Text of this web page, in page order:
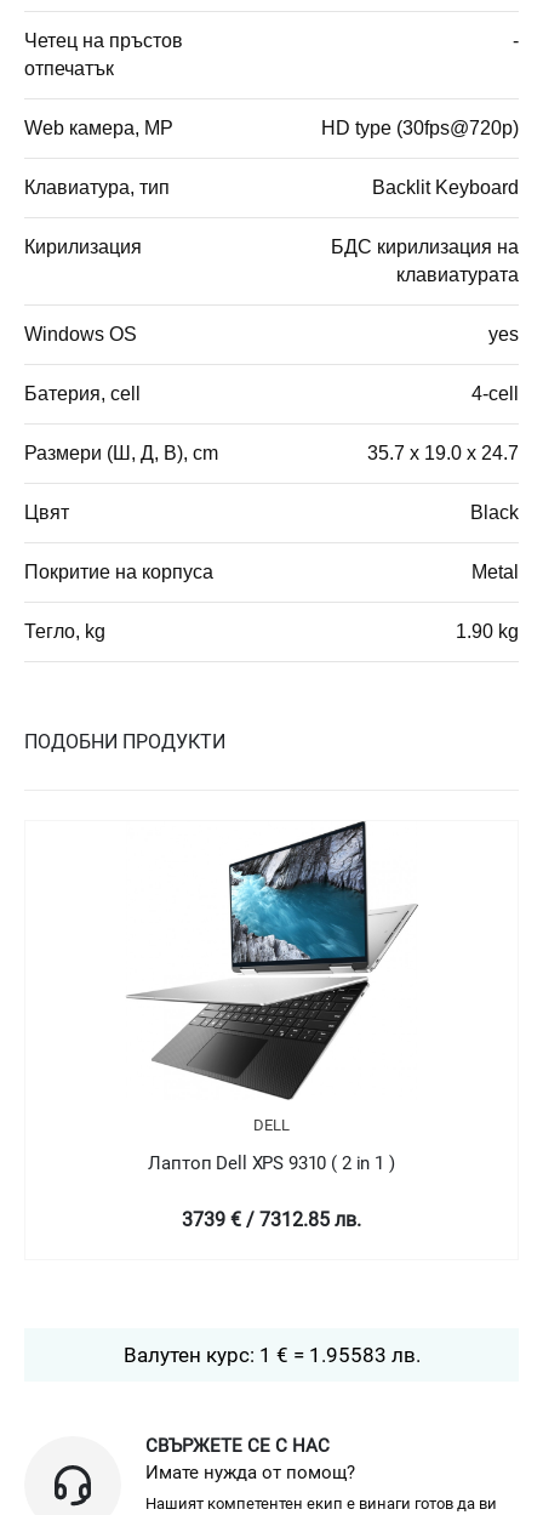
Четец на пръстов
отпечатък
-
Web камера, MP HD type (30fps@720p)
Клавиатура, тип Backlit Keyboard
Кирилизация
БДС кирилизация на
клавиатурата
Windows OS yes
Батерия, cell 4-cell
Размери (Ш, Д, В), cm 35.7 x 19.0 x 24.7
Цвят Black
Покритие на корпуса Metal
Тегло, kg 1.90 kg
ПОДОБНИ ПРОДУКТИ
DELL
Лаптоп Dell XPS 9310 ( 2 in 1 )
4758.99 € / 9307.78 лв.
Валутен курс: 1 € = 1.95583 лв.
СВЪРЖЕТЕ СЕ С НАС
Имате нужда от помощ?
Нашият компетентен екип е винаги готов да ви